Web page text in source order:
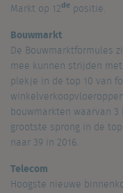
Markt op 12de positie.
Bouwmarkt
De Bouwmarktformules
mee kunnen strijden
plekje in de top 10 van
bouwmarkten waarvan
grootste sprong in de
naar 39 in 2016.
Telecom
Hoogste nieuwe